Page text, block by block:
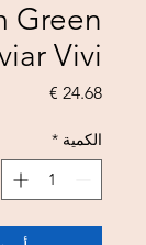
Green
Vivi
السعر
الكمية *